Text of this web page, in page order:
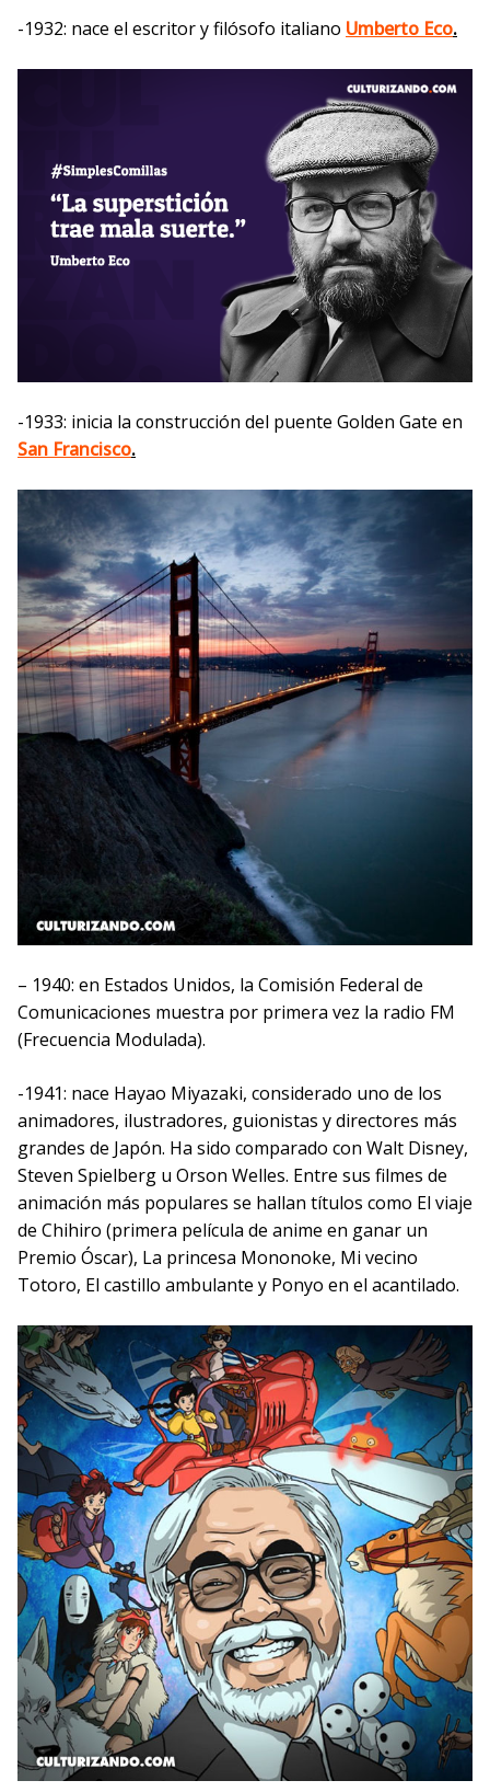
-1932: nace el escritor y filósofo italiano Umberto Eco.
-1933: inicia la construcción del puente Golden Gate en
San Francisco.
– 1940: en Estados Unidos, la Comisión Federal de
Comunicaciones muestra por primera vez la radio FM
(Frecuencia Modulada).
-1941: nace Hayao Miyazaki, considerado uno de los
animadores, ilustradores, guionistas y directores más
grandes de Japón. Ha sido comparado con Walt Disney,
Steven Spielberg u Orson Welles. Entre sus filmes de
animación más populares se hallan títulos como El viaje
de Chihiro (primera película de anime en ganar un
Premio Óscar), La princesa Mononoke, Mi vecino
Totoro, El castillo ambulante y Ponyo en el acantilado.